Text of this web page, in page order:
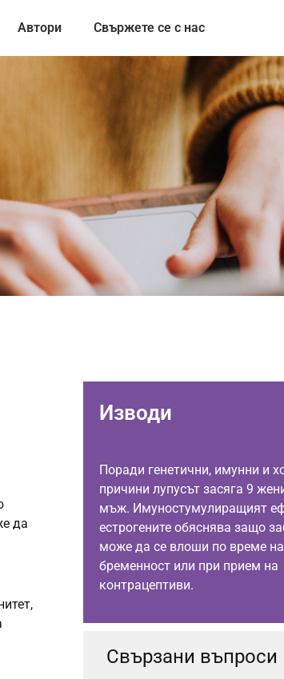
Автори Свържете се с нас
да
Изводи
Поради генетични, имунни и
причини лупусът засяга 9
мъж. Имуностумулиращият
естрогените обяснява защо
може да се влоши по време на
бременност или при прием на
контрацептиви.
Свързани въпроси